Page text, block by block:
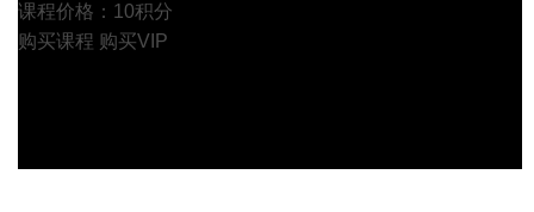
课程价格：10积分
购买课程 购买VIP